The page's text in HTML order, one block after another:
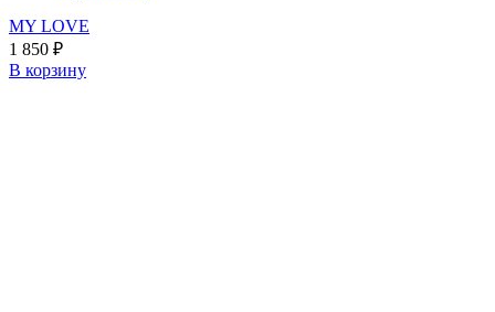
MY LOVE
1 850 ₽
В корзину